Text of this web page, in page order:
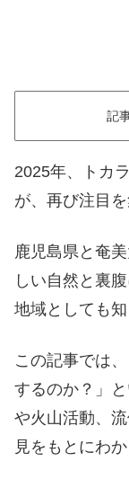
記
2025年、トカ
が、再び注目を
鹿児島県と奄
しい自然と裏
地域としても知
この記事では
するのか？」
や火山活動、
見をもとにわ